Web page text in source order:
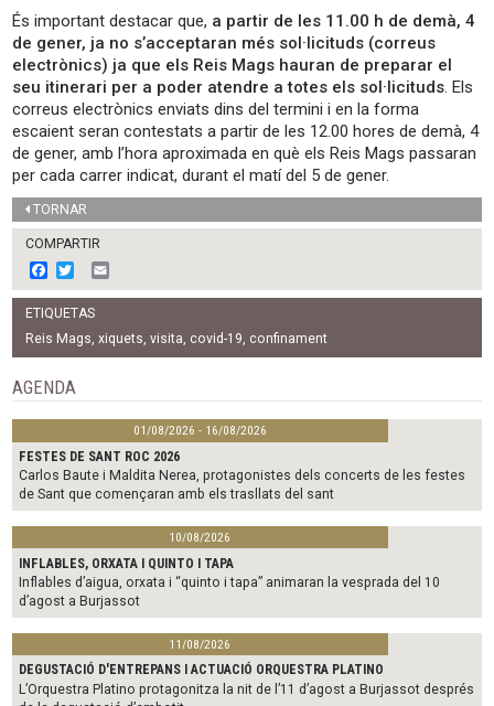
És important destacar que, a partir de les 11.00 h de demà, 4
de gener, ja no s’acceptaran més sol·licituds (correus
electrònics) ja que els Reis Mags hauran de preparar el
seu itinerari per a poder atendre a totes els sol·licituds. Els
correus electrònics enviats dins del termini i en la forma
escaient seran contestats a partir de les 12.00 hores de demà, 4
de gener, amb l’hora aproximada en què els Reis Mags passaran
per cada carrer indicat, durant el matí del 5 de gener.
TORNAR
COMPARTIR
F
a
c
e
b
o
o
k
w
i
t
t
e
m
a
l
ETIQUETAS
Reis Mags,xiquets,visita, covid-19, confinament
AGENDA
01/08/2026 - 16/08/2026
FESTES DE SANT ROC 2026
Carlos Baute i Maldita Nerea, protagonistes dels concerts de les festes
de Sant que començaran amb els trasllats del sant
10/08/2026
INFLABLES, ORXATA I QUINTO I TAPA
Inflables d’aigua, orxata i “quinto i tapa” animaran la vesprada del 10
d’agost a Burjassot
11/08/2026
DEGUSTACIÓ D'ENTREPANS I ACTUACIÓ ORQUESTRA PLATINO
L’Orquestra Platino protagonitza la nit de l’11 d’agost a Burjassot després